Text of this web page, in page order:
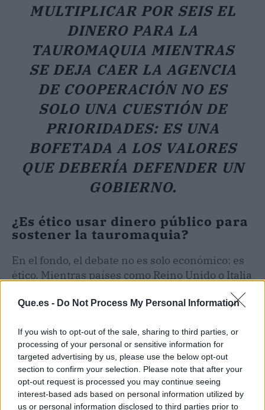
Que.es - Do Not Process My Personal Information
If you wish to opt-out of the sale, sharing to third parties, or
processing of your personal or sensitive information for
targeted advertising by us, please use the below opt-out
section to confirm your selection. Please note that after your
opt-out request is processed you may continue seeing
interest-based ads based on personal information utilized by
us or personal information disclosed to third parties prior to
MULTIPLICAR POR SEIS EL
DINERO PARA LA
TAUROMAQUIA MIENTRAS
SE DEJA CAER LA AGENCIA
DE COOPERACIÓN NO ES
SOLO UNA CUESTIÓN DE
PRIORIDADES: ES UNA
BOFETADA A LOS VALORES
QUE DEBERÍA DEFENDER UN
GOBIERNO.
¿Es ético usar dinero público para
sostener la tauromaquia?
En el fondo, el debate no es solo económico: es
ético. Mientras países como Reino Unido o Italia
han prohibido las corridas de toros, en España
la tauromaquia sigue recibiendo un trato
bienestar animal estatal, aprobada en 2023, ni
siquiera abordó la cuestión taurina, dejándola
al margen.
Para los defensores de los derechos de los